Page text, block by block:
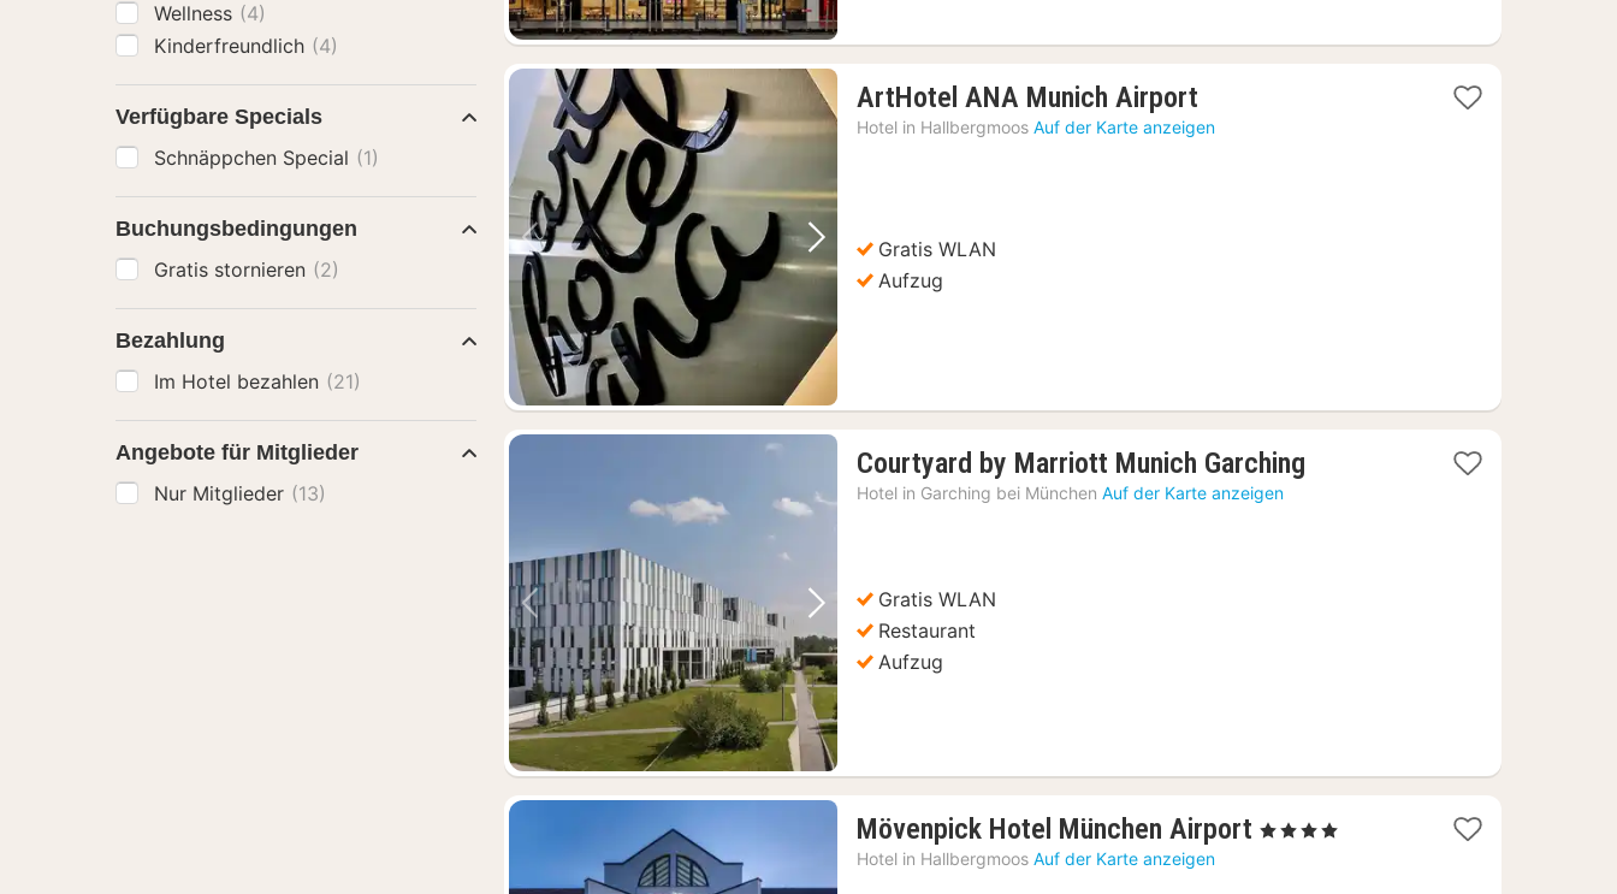
Vorheriges Bild Nächstes Bild
ArtHotel ANA Munich Airport
Nacht
Hotel in Hallbergmoos Auf der Karte anzeigen
Gratis WLAN
Aufzug
Vorheriges Bild Nächstes Bild
Courtyard by Marriott Munich Garching
Hotel in Garching bei München Auf der Karte anzeigen
Gratis WLAN
Restaurant
Aufzug
Mövenpick Hotel München Airport 1
, 4 Sterne
Hotel in Hallbergmoos Auf der Karte anzeigen
Wellness (4)
Kinderfreundlich (4)
Verfügbare Specials
Schnäppchen Special (1)
Buchungsbedingungen
Gratis stornieren (2)
Bezahlung
Im Hotel bezahlen (21)
Angebote für Mitglieder
Nur Mitglieder (13)